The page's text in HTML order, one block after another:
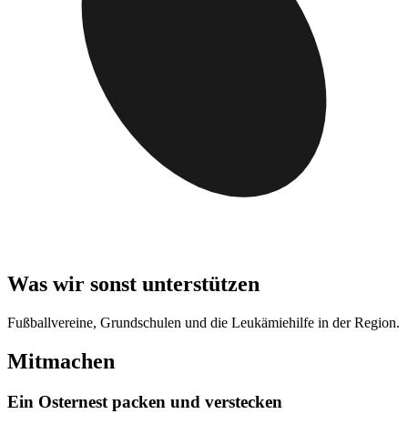
Was wir sonst unterstützen
Fußballvereine, Grundschulen und die Leukämiehilfe in der Region.
Mitmachen
Ein Osternest packen und verstecken